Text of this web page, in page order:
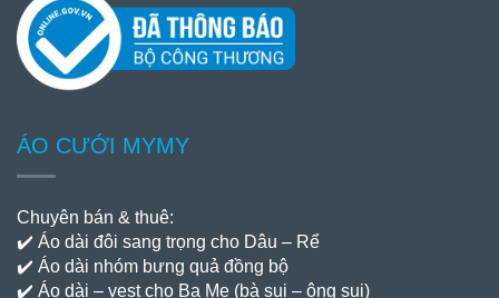
ÁO CƯỚI MYMY
Chuyên bán & thuê:
✔️ Áo dài đôi sang trọng cho Dâu – Rể
✔️ Áo dài nhóm bưng quả đồng bộ
✔️ Áo dài – vest cho Ba Mẹ (bà sui – ông sui)